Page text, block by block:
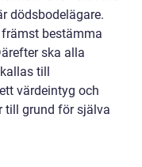
dödsbodelägare.
bestämma
ska alla
till
värdeintyg och
till grund för själva